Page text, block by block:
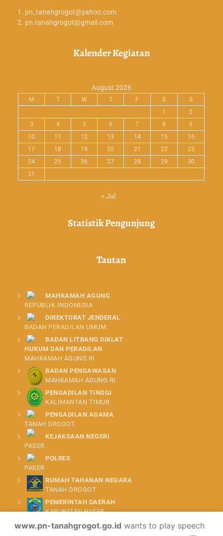
pn_tanahgrogot@yahoo.com
pn.tanahgrogot@gmail.com
Kalender Kegiatan
August 2026
M T W T F S
S
1
2
3
4 5 6 7 8
9
10
11 12 13 14 15
16
17
18 19 20 21 22
23
24
25 26 27 28 29
30
31
« Jul
Statistik Pengunjung
Tautan
MAHKAMAH AGUNG
REPUBLIK INDONESIA
DIREKTORAT JENDERAL
BADAN PERADILAN UMUM
BADAN LITBANG DIKLAT
HUKUM DAN PERADILAN
MAHKAMAH AGUNG RI
BADAN PENGAWASAN
MAHKAMAH AGUNG RI
PENGADILAN TINGGI
KALIMANTAN TIMUR
PENGADILAN AGAMA
TANAH GROGOT
KEJAKSAAN NEGERI
PASER
POLRES
PASER
RUMAH TAHANAN NEGARA
TANAH GROGOT
PEMERINTAH DAERAH
KABUPATEN PASER
www.pn-tanahgrogot.go.id wants to play speech